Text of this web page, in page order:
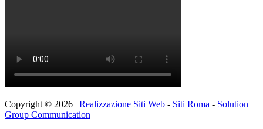
Copyright © 2026 | Realizzazione Siti Web - Siti Roma - Solution
Group Communication